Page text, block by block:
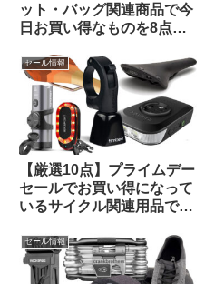
ット・バッグ関連商品で今
日お買い得なものを8点ご
セール情報
【厳選10点】プライムデー
セールでお買い得になって
いるサイクル関連用品で未
してみました
セール情報